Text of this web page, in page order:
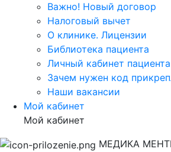
Важно! Новый договор
Налоговый вычет
О клинике. Лицензии
Библиотека пациента
Личный кабинет пациента
Зачем нужен код
Наши вакансии
Мой кабинет
Мой кабинет
МЕДИКА